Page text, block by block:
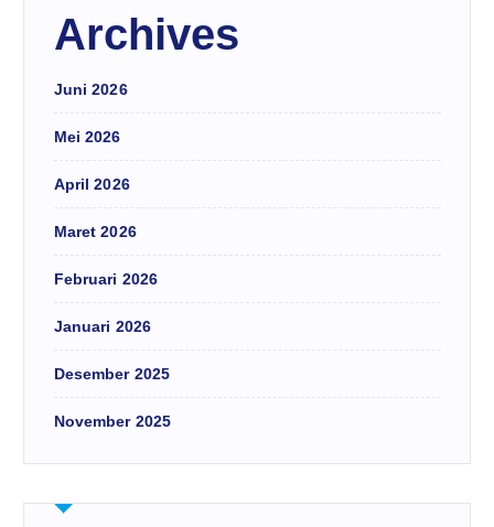
Archives
Juni 2026
Mei 2026
April 2026
Maret 2026
Februari 2026
Januari 2026
Desember 2025
November 2025